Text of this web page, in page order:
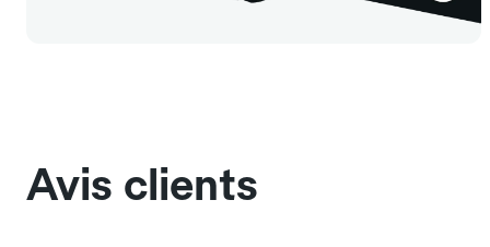
Avis clients